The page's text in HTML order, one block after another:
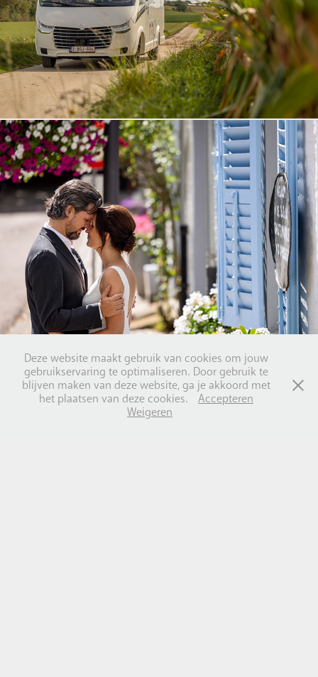
Liesbeth en Luca
Deze website maakt gebruik van cookies om jouw
gebruikservaring te optimaliseren. Door gebruik te
blijven maken van deze website, ga je akkoord met
het plaatsen van deze cookies.
Accepteren
Weigeren